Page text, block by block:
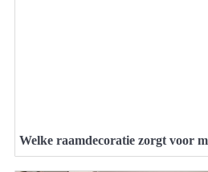
Welke raamdecoratie zorgt voor